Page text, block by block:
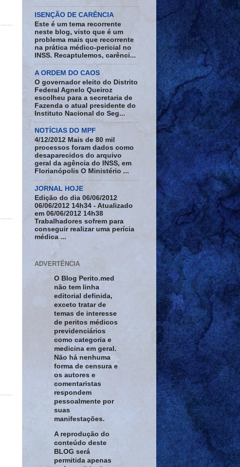
ISENÇÃO DE CARÊNCIA
Este é um tema recorrente
neste blog, visto que é um
problema mais que recorrente
na prática médico-pericial no
INSS. Recaptulemos, carênci...
A ORDEM DO CAOS
O governador eleito do Distrito
Federal Agnelo Queiroz
escolheu para a secretaria de
Fazenda o atual presidente do
Instituto Nacional do Seg...
NOTÍCIAS DO MPF
4/12/2012 Mais de 80 mil
processos foram dados como
desaparecidos do arquivo
geral da agência do INSS, em
Florianópolis O Ministério ...
JORNAL HOJE
Edição do dia 06/06/2012
06/06/2012 14h34 - Atualizado
em 06/06/2012 14h38
Trabalhadores sofrem para
conseguir realizar uma perícia
médica ...
ADVERTÊNCIA
O Blog Perito.med
não tem linha
editorial definida,
exceto tratar de
temas de interesse
de peritos médicos
previdenciários
como categoria e
medicina em geral.
Não há nenhuma
forma de censura e
os autores e
comentaristas
respondem
pessoalmente por
suas
manifestações.
A reprodução do
conteúdo deste
BLOG será
permitida apenas